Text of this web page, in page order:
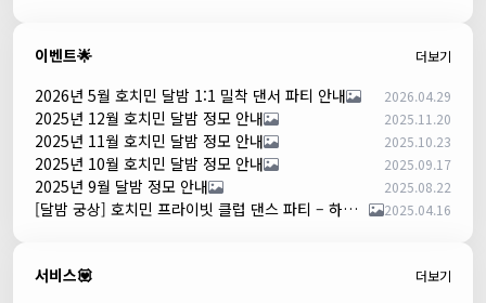
이벤트🌟 더보기
2026년 5월 호치민 달밤 1:1 밀착 댄서 파티 안내 2026.04.29
2025년 12월 호치민 달밤 정모 안내 2025.11.20
2025년 11월 호치민 달밤 정모 안내 2025.10.23
2025년 10월 호치민 달밤 정모 안내 2025.09.17
2025년 9월 달밤 정모 안내 2025.08.22
[달밤 궁상] 호치민 프라이빗 클럽 댄스 파티 – 하루 한 팀만! 2025.04.16
서비스💟 더보기